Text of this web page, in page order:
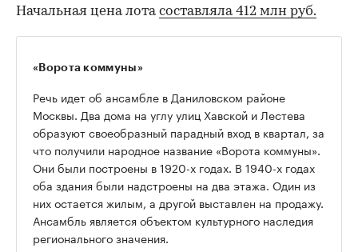
Начальная цена лотасоставляла 412 млн руб.
«Ворота коммуны»
Речь идет об ансамбле в Даниловском районе
Москвы. Два дома на углу улиц Хавской и Лестева
образуют своеобразный парадный вход в квартал, за
что получили народное название «Ворота коммуны».
Они были построены в 1920-х годах. В 1940-х годах
оба здания были надстроены на два этажа. Один из
них остается жилым, а другой выставлен на продажу.
Ансамбль является объектом культурного наследия
регионального значения.